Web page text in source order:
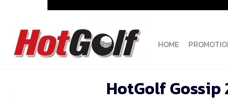
content
HOME
HotGolf Gossip